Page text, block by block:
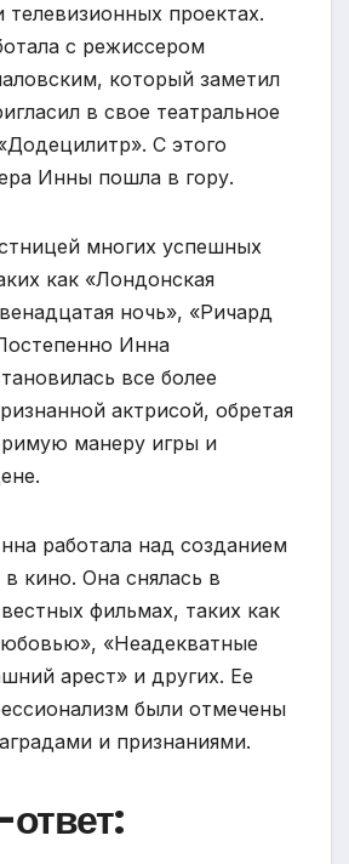
телевизионных проектах.
с режиссером
который заметил
в свое театральное
С этого
Инны пошла в гору.
многих успешных
как «Лондонская
ночь», «Ричард
Инна
все более
актрисой, обретая
манеру игры и
работала над созданием
в кино. Она снялась в
фильмах, таких как
«Неадекватные
арест» и других. Ее
были отмечены
и признаниями.